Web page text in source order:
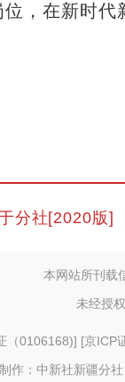
，在新时
分社[2020版]
本网站所刊载
未经授
（0106168)] [京ICP
制作：中新社新疆